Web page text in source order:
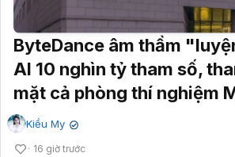
ByteDance âm thầm
AI 10 nghìn tỷ tham số,
mặt cả phòng thí nghiệm
Kiều My ✔
16 giờ trước